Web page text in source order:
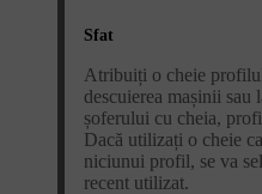
Sfat
Atribuiți o cheie
descuierea mașinii sau
șoferului cu cheia,
Dacă utilizați o cheie
niciunui profil, se va
recent utilizat.